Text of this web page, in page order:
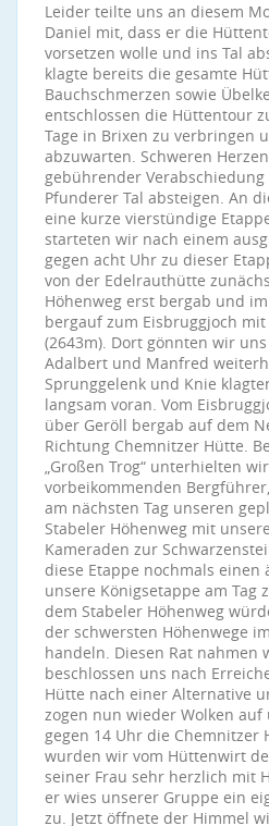
Leider teilte uns an diesem
Daniel mit, dass er die
vorsetzen wolle und ins Tal
klagte bereits die gesamte
Bauchschmerzen sowie
entschlossen die Hüttentour
Tage in Brixen zu verbringen
abzuwarten. Schweren
gebührender
Pfunderer Tal absteigen. An
eine kurze vierstündige
starteten wir nach einem
gegen acht Uhr zu dieser
von der Edelrauthütte
Höhenweg erst bergab und
bergauf zum Eisbruggjoch
(2643m). Dort gönnten wir
Adalbert und Manfred
Sprunggelenk und Knie
langsam voran. Vom
über Geröll bergab auf dem
Richtung Chemnitzer Hütte.
„Großen Trog“ unterhielten
vorbeikommenden
am nächsten Tag unseren
Stabeler Höhenweg mit
Kameraden zur
diese Etappe nochmals einen
unsere Königsetappe am Tag
dem Stabeler Höhenweg
der schwersten Höhenwege
handeln. Diesen Rat nahmen
beschlossen uns nach
Hütte nach einer Alternative
zogen nun wieder Wolken
gegen 14 Uhr die Chemnitzer
wurden wir vom Hüttenwirt
seiner Frau sehr herzlich mit
er wies unserer Gruppe ein
zu. Jetzt öffnete der Himmel